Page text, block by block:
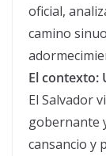
oficial,
camino
El contexto:
El Salvador
gobernante
cansancio y